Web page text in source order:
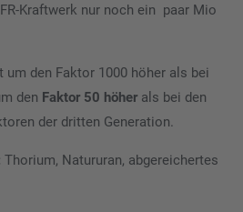
Kraftwerk nur noch ein paar Mio
um den Faktor 1000 höher als bei
den Faktor 50 höher als bei den
der dritten Generation.
Thorium, Natururan, abgereichertes